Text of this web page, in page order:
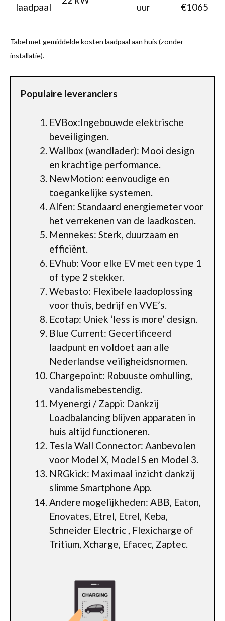
laadpaal uur €1065
Tabel met gemiddelde kosten laadpaal aan huis (zonder
installatie).
Populaire leveranciers
EVBox:Ingebouwde elektrische
beveiligingen.
Wallbox (wandlader): Mooi design
en krachtige performance.
NewMotion: eenvoudige en
toegankelijke systemen.
Alfen: Standaard energiemeter voor
het verrekenen van de laadkosten.
Mennekes: Sterk, duurzaam en
efficiënt.
EVhub: Voor elke EV met een type 1
of type 2 stekker.
Webasto: Flexibele laadoplossing
voor thuis, bedrijf en VVE’s.
Ecotap: Uniek ‘less is more’ design.
Blue Current: Gecertificeerd
laadpunt en voldoet aan alle
Nederlandse veiligheidsnormen.
Chargepoint: Robuuste omhulling,
vandalismebestendig.
Myenergi / Zappi: Dankzij
Loadbalancing blijven apparaten in
huis altijd functioneren.
Tesla Wall Connector: Aanbevolen
voor Model X, Model S en Model 3.
NRGkick: Maximaal inzicht dankzij
slimme Smartphone App.
Andere mogelijkheden: ABB, Eaton,
Enovates, Etrel, Etrel, Keba,
Schneider Electric , Flexicharge of
Tritium, Xcharge, Efacec, Zaptec.